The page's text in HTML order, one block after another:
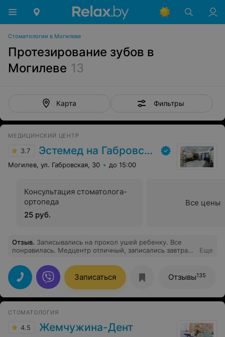
Стоматологии в Могилеве
Протезирование зубов в
Могилеве 13
Карта Фильтры
МЕДИЦИНСКИЙ ЦЕНТР
3.7 Эстемед на Габровской
Могилев, ул. Габровская, 30 до 15:00
Консультация стоматолога-
ортопеда
25 руб.
Все цены
Отзыв. Записывались на прокол ушей ребенку. Все
понравилась. Медцентр отличный, записались завтра
Еще
Записаться Отзывы135
СТОМАТОЛОГИЯ
4.5 Жемчужина-Дент